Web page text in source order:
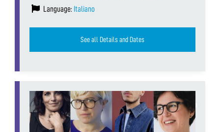
Language: Italiano
See all Details and Dates